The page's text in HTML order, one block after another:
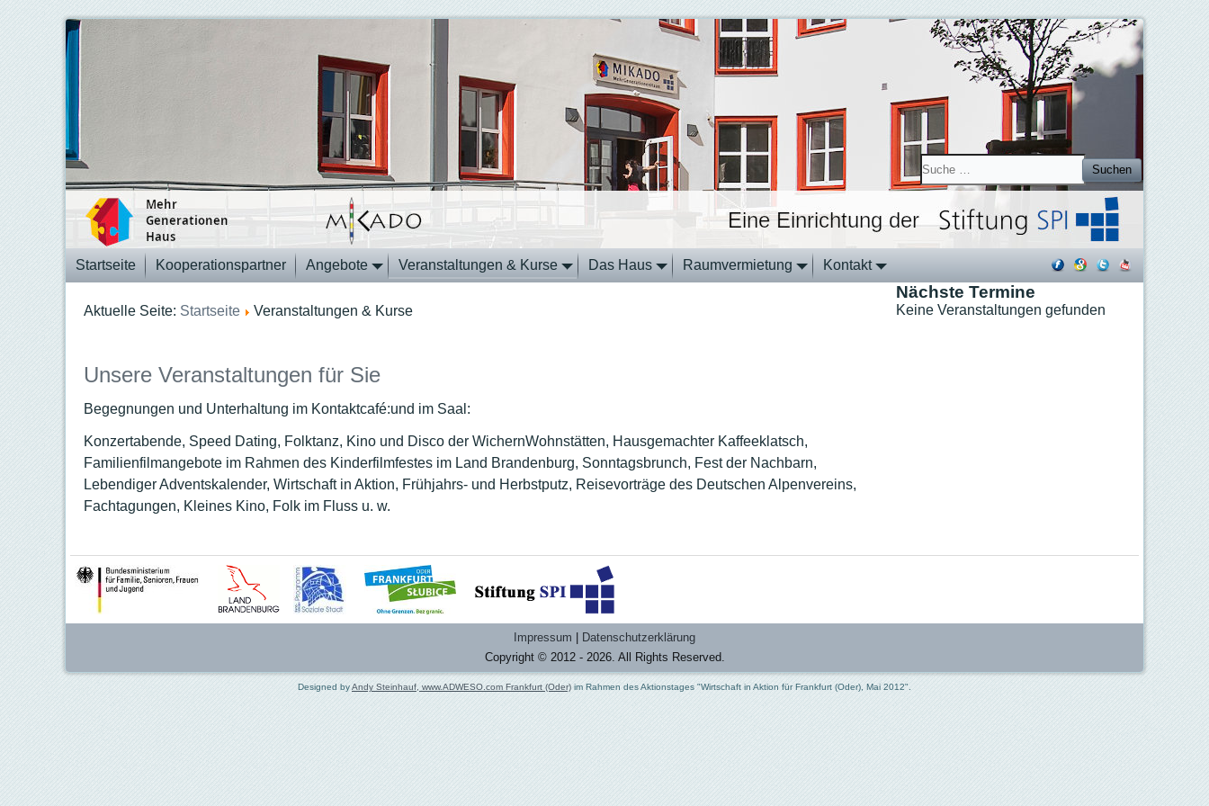
Suchen
Startseite Kooperationspartner Angebote Veranstaltungen & Kurse Das Haus Raumvermietung Kontakt
Aktuelle Seite: Startseite Veranstaltungen & Kurse
Unsere Veranstaltungen für Sie
Begegnungen und Unterhaltung im Kontaktcafé:und im Saal:
Konzertabende, Speed Dating, Folktanz, Kino und Disco der WichernWohnstätten, Hausgemachter Kaffeeklatsch,
Familienfilmangebote im Rahmen des Kinderfilmfestes im Land Brandenburg, Sonntagsbrunch, Fest der Nachbarn,
Lebendiger Adventskalender, Wirtschaft in Aktion, Frühjahrs- und Herbstputz, Reisevorträge des Deutschen Alpenvereins,
Fachtagungen, Kleines Kino, Folk im Fluss u. w.
Nächste Termine
Keine Veranstaltungen gefunden
Impressum
Datenschutzerklärung
Copyright © 2012 - 2026. All Rights Reserved.
Designed byAndy Steinhauf, www.ADWESO.com Frankfurt (Oder) im Rahmen des Aktionstages "Wirtschaft in Aktion für Frankfurt (Oder), Mai 2012".